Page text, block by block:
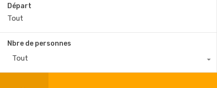
Départ
Nbre de personnes
Tout